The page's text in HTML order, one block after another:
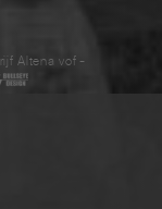
Altena vof -